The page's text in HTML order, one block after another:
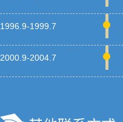
1996.9-1999.7
2000.9-2004.7